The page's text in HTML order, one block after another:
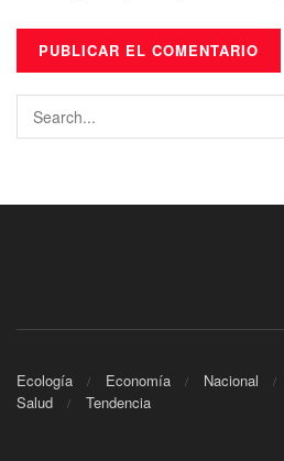
Ecología Economía Nacional
Salud
Tendencia